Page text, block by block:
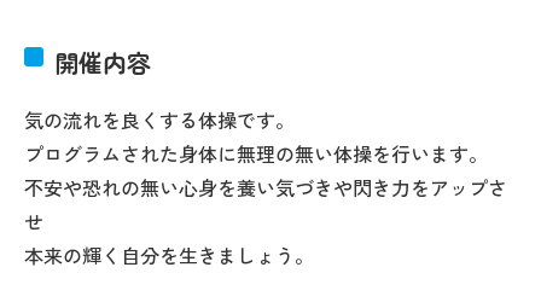
開催内容
気の流れを良くする体操です。
プログラムされた身体に無理の無い体操を行います。
不安や恐れの無い心身を養い気づきや閃き力をアップさ
せ
本来の輝く自分を生きましょう。